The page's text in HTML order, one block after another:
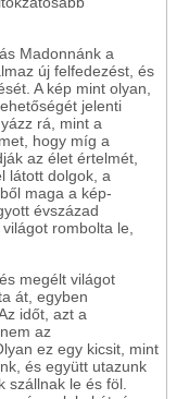
Madonnánk a
új felfedezést, és
A kép mint olyan,
jelenti
rá, mint a
hogy míg a
az élet értelmét,
látott dolgok, a
maga a kép-
évszázad
rombolta le,
megélt világot
át, egyben
időt, azt a
az
ez egy kicsit, mint
és együtt utazunk
szállnak le és föl.